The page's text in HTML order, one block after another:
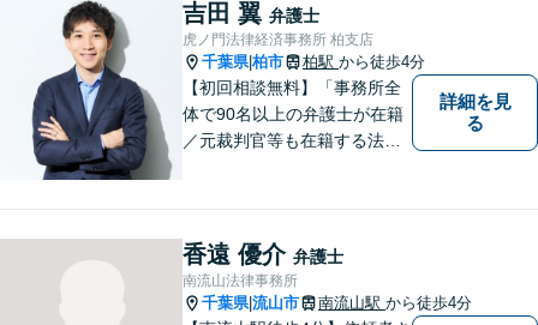
はお電話でご予約を！その場
で相談日が決まります。
吉田 翼 弁護士
虎ノ門法律経済事務所 柏支店
千葉県|柏市 柏駅 から徒歩4分
【初回相談無料】「事務所全
体で90名以上の弁護士が在籍
／元裁判官等も在籍する法律
と連携し、税務・登記もワン
ストップで対応可」【休日・
夜間相談可】
詳細を見
る
香遠 優介 弁護士
南流山法律事務所
千葉県|流山市 南流山駅 から徒歩4分